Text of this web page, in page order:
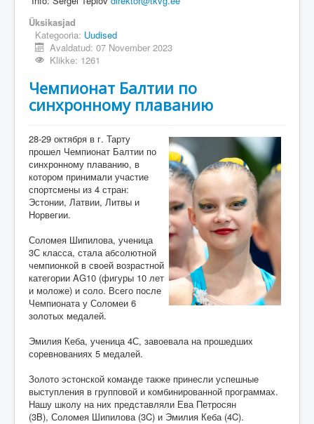
Üksikasjad
Kategooria: Uudised
Avaldatud: 07 November 2023
Klikke: 1261
Чемпионат Балтии по
синхронному плаванию
28-29 октября в г. Тарту
прошел Чемпионат Балтии по
синхронному плаванию, в
котором принимали участие
спортсмены из 4 стран:
Эстонии, Латвии, Литвы и
Норвегии.
Соломея Шипилова, ученица
3С класса, стала абсолютной
чемпионкой в своей возрастной
категории AG10 (фигуры 10 лет
и моложе) и соло. Всего после
Чемпионата у Соломеи 6
золотых медалей.
Эмилия Кеба, ученица 4С, завоевала на прошедших
соревнованиях 5 медалей.
Золото эстонской команде также принесли успешные
выступления в групповой и комбинированной программах.
Нашу школу на них представляли Ева Петросян
(3B), Соломея Шипилова (3C) и Эмилия Кеба (4C).